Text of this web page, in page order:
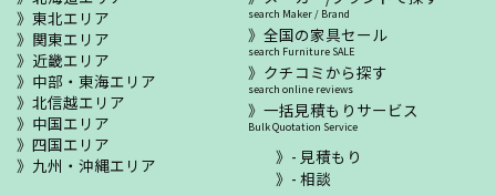
東北エリア
関東エリア
近畿エリア
中部・東海エリア
北信越エリア
中国エリア
四国エリア
九州・沖縄エリア
search Maker / Brand
全国の家具セール
search Furniture SALE
クチコミから探す
search online reviews
一括見積もりサービス
Bulk Quotation Service
- 見積もり
- 相談